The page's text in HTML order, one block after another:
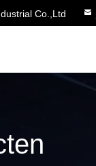
Co.,Ltd